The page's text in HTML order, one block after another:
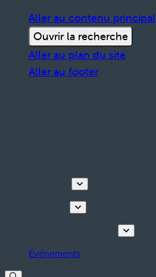
Aller au contenu principal
Ouvrir la recherche
Aller au plan du site
Aller au footer
Événements